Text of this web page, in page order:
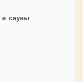
сауны